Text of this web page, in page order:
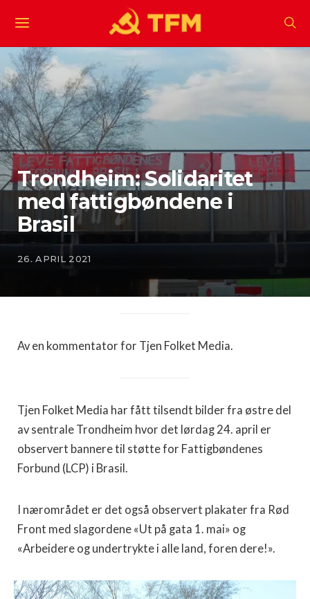
Trondheim: Solidaritet
med fattigbøndene i
Brasil
26. APRIL 2021
Av en kommentator for Tjen Folket Media.
Tjen Folket Media har fått tilsendt bilder fra østre del
av sentrale Trondheim hvor det lørdag 24. april er
observert bannere til støtte for Fattigbøndenes
Forbund (LCP) i Brasil.
I nærområdet er det også observert plakater fra Rød
Front med slagordene «Ut på gata 1. mai» og
«Arbeidere og undertrykte i alle land, foren dere!».